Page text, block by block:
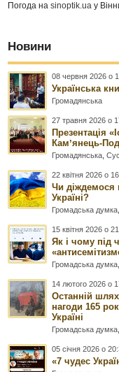
Погода наsinoptik.ua у
Новини
08 червня 2026 о
Українська
Громадянська
27 травня 2026 о
Презентація
Камʼянець-
Громадянська,
22 квітня 2026 о
Чи діждемося
Україні?
Громадська думка,
15 квітня 2026 о
Як і чому під
Громадська думка,
14 лютого 2026 о
Останній
нагоди 165
Україні
Громадська думка,
05 січня 2026 о
«7 чудес